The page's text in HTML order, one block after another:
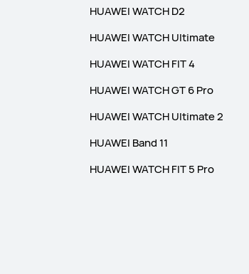
HUAWEI WATCH D2
HUAWEI WATCH Ultimate
HUAWEI WATCH FIT 4
HUAWEI WATCH GT 6 Pro
HUAWEI WATCH Ultimate 2
HUAWEI Band 11
HUAWEI WATCH FIT 5 Pro